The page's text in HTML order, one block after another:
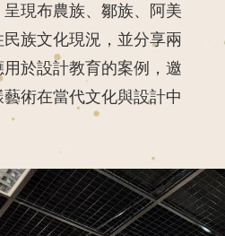
現布農族、鄒族、阿美
族文化現況，並分享兩
於設計教育的案例，邀
術在當代文化與設計中